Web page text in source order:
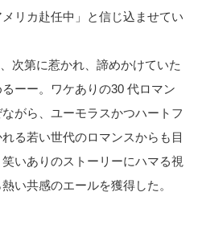
リカ赴任中」と信じ込ませてい
次第に惹かれ、諦めかけていた
ーー。ワケありの30 代ロマン
がら、ユーモラスかつハートフ
る若い世代のロマンスからも目
いありのストーリーにハマる視
い共感のエールを獲得した。